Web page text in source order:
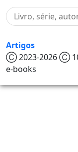
Artigos
Ⓒ 2023-2026 Ⓒ
e-books